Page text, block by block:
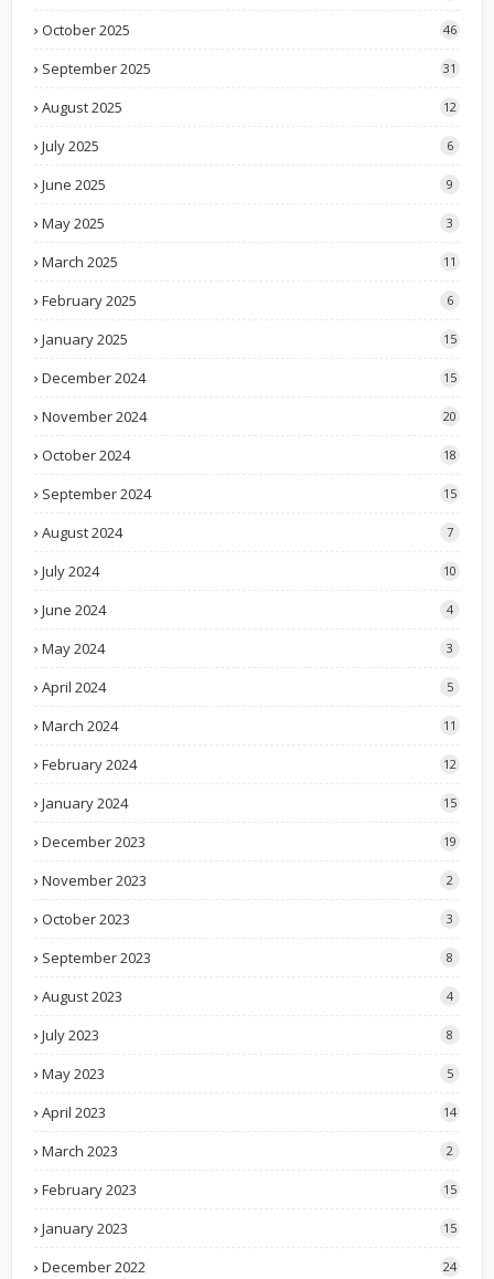
October 2025
46
September 2025 31
August 2025 12
July 2025 6
June 2025 9
May 2025 3
March 2025 11
February 2025 6
January 2025 15
December 2024 15
November 2024 20
October 2024 18
September 2024 15
August 2024 7
July 2024 10
June 2024 4
May 2024 3
April 2024 5
March 2024 11
February 2024 12
January 2024 15
December 2023 19
November 2023 2
October 2023 3
September 2023 8
August 2023 4
July 2023 8
May 2023 5
April 2023 14
March 2023 2
February 2023 15
January 2023 15
December 2022 24